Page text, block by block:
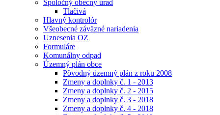
Spoločný obecný úrad
Tlačivá
Hlavný kontrolór
Všeobecné záväzné nariadenia
Uznesenia OZ
Formuláre
Komunálny odpad
Územný plán obce
Pôvodný územný plán z roku 2008
Zmeny a doplnky č. 1 - 2013
Zmeny a doplnky č. 2 - 2015
Zmeny a doplnky č. 3 - 2018
Zmeny a doplnky č. 4 - 2018